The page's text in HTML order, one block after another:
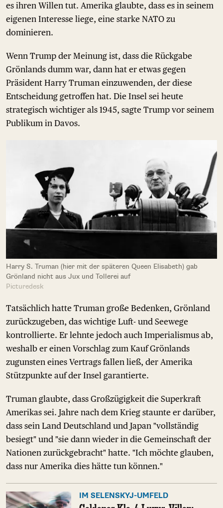
es ihren Willen tut. Amerika glaubte, dass es in seinem
eigenen Interesse liege, eine starke NATO zu
dominieren.
Wenn Trump der Meinung ist, dass die Rückgabe
Grönlands dumm war, dann hat er etwas gegen
Präsident Harry Truman einzuwenden, der diese
Entscheidung getroffen hat. Die Insel sei heute
strategisch wichtiger als 1945, sagte Trump vor seinem
Publikum in Davos.
Harry S. Truman (hier mit der späteren Queen Elisabeth) gab
Grönland nicht aus Jux und Tollerei auf
Picturedesk
Tatsächlich hatte Truman große Bedenken, Grönland
zurückzugeben, das wichtige Luft- und Seewege
kontrollierte. Er lehnte jedoch auch Imperialismus ab,
weshalb er einen Vorschlag zum Kauf Grönlands
zugunsten eines Vertrags fallen ließ, der Amerika
Stützpunkte auf der Insel garantierte.
Truman glaubte, dass Großzügigkeit die Superkraft
Amerikas sei. Jahre nach dem Krieg staunte er darüber,
dass sein Land Deutschland und Japan "vollständig
besiegt" und "sie dann wieder in die Gemeinschaft der
Nationen zurückgebracht" hatte. "Ich möchte glauben,
dass nur Amerika dies hätte tun können."
IM SELENSKYJ-UMFELD